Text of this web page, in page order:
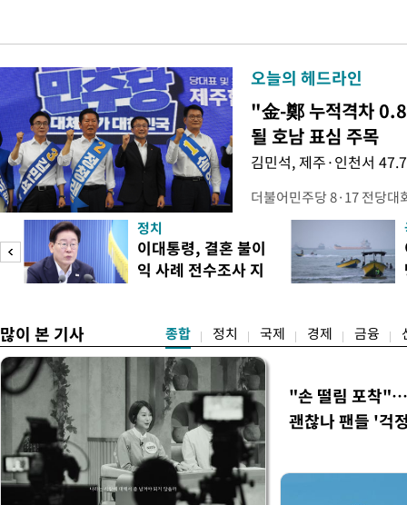
오늘의 헤드라인
"金-鄭 누적격차
될 호남 표심 주목
김민석, 제주·인천서
더불어민주당 8·17 전당대
보가 8일 제주·인천 지역
다. 앞서 정청래 후보 우세
·울산·경남 경선에서 1승
제주·인천 경선에서 이기
정치
이대통령, 결혼 불이
익 사례 전수조사 지
많이 본 기사 종합 정치 국제 경제 금융
"손 떨림 포착
괜찮나 팬들 '걱